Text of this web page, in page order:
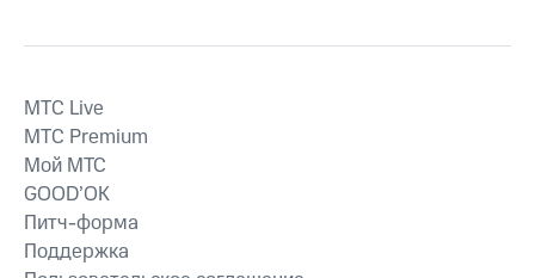
MTС Live
MTС Premium
Мой МТС
GOOD’OK
Питч-форма
Поддержка